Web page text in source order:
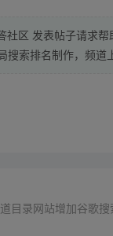
社区 发表帖子请求帮
搜索排名制作，频道
目录网站增加谷歌搜